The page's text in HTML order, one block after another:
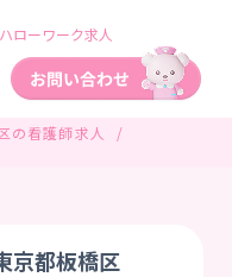
ローワーク求人
の看護師求人
京都板橋区